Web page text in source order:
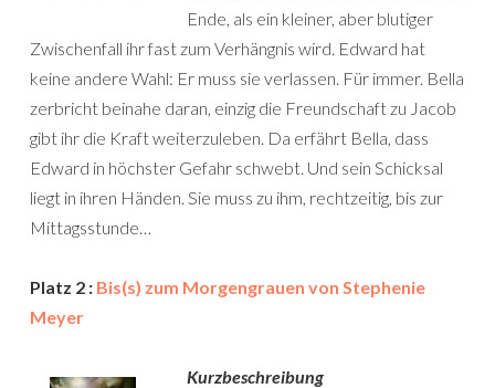
Ende, als ein kleiner, aber blutiger
Zwischenfall ihr fast zum Verhängnis wird. Edward hat
keine andere Wahl: Er muss sie verlassen. Für immer. Bella
zerbricht beinahe daran, einzig die Freundschaft zu Jacob
gibt ihr die Kraft weiterzuleben. Da erfährt Bella, dass
Edward in höchster Gefahr schwebt. Und sein Schicksal
liegt in ihren Händen. Sie muss zu ihm, rechtzeitig, bis zur
Mittagsstunde…
Platz 2 : Bis(s) zum Morgengrauen von Stephenie
Meyer
Kurzbeschreibung